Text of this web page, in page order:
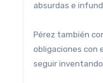
absurdas e
Pérez también
obligaciones con
seguir